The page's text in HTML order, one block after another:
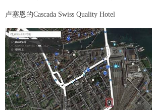
卢塞恩的Cascada Swiss Quality Hotel